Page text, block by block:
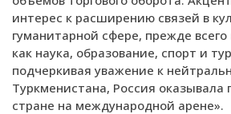
интерес к расширению связей в
гуманитарной сфере, прежде всего
как наука, образование, спорт и
подчеркивая уважение к
Туркменистана, Россия оказывала
стране на международной арене».